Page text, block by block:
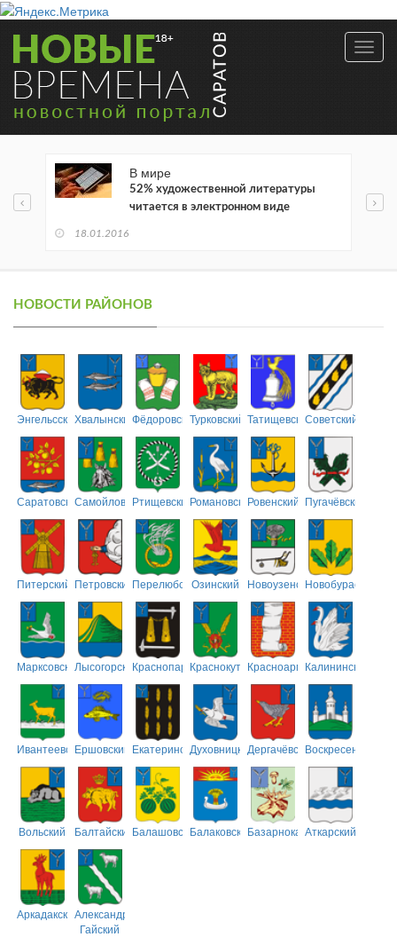
В мире
52% художественной литературы
читается в электронном виде
18.01.2016
НОВОСТИ РАЙОНОВ
ЭнгельсскийХвалынскийФёдоровскийТурковский ТатищевскийСоветский
СаратовскийСамойловскийРтищевскийРомановскийРовенский Пугачёвский
Питерский ПетровскийПерелюбскийОзинский НовоузенскийНовобурасский
МарксовскийЛысогорскийКраснопартизанский
КраснокутскийКрасноармейский
Калининский
ИвантеевскийЕршовский ЕкатериновскийДуховницкийДергачёвскийВоскресенский
Вольский БалтайскийБалашовскийБалаковскийБазарнокарабулакский
Аткарский
АркадакскийАлександрово-
Гайский